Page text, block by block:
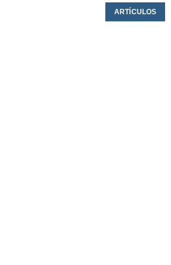
ARTÍCULOS